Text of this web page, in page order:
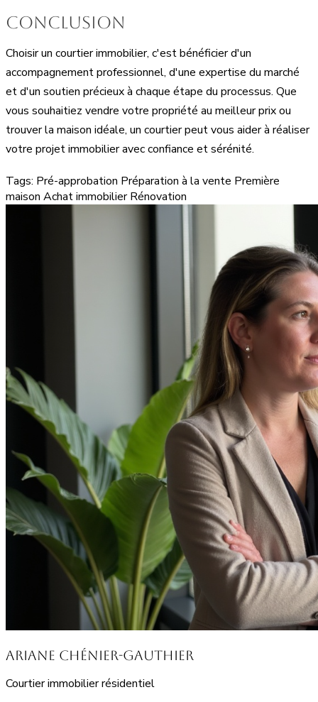
Conclusion
Choisir un courtier immobilier, c'est bénéficier d'un
accompagnement professionnel, d'une expertise du marché
et d'un soutien précieux à chaque étape du processus. Que
vous souhaitiez vendre votre propriété au meilleur prix ou
trouver la maison idéale, un courtier peut vous aider à réaliser
votre projet immobilier avec confiance et sérénité.
Tags: Pré-approbation Préparation à la vente Première
maison Achat immobilier Rénovation
Ariane Chénier-Gauthier
Courtier immobilier résidentiel